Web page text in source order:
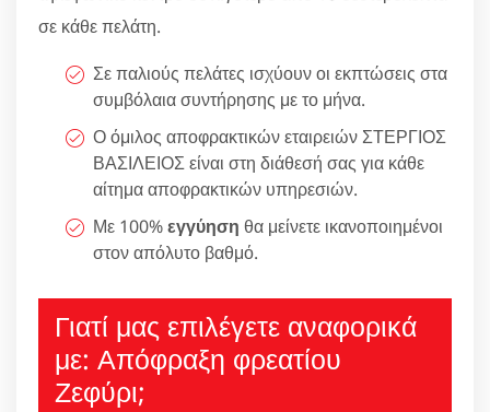
σε κάθε πελάτη.
Σε παλιούς πελάτες ισχύουν οι εκπτώσεις στα
συμβόλαια συντήρησης με το μήνα.
Ο όμιλος αποφρακτικών εταιρειών ΣΤΕΡΓΙΟΣ
ΒΑΣΙΛΕΙΟΣ είναι στη διάθεσή σας για κάθε
αίτημα αποφρακτικών υπηρεσιών.
Με 100%εγγύηση θα μείνετε ικανοποιημένοι
στον απόλυτο βαθμό.
Γιατί μας επιλέγετε αναφορικά
με: Απόφραξη φρεατίου
Ζεφύρι;